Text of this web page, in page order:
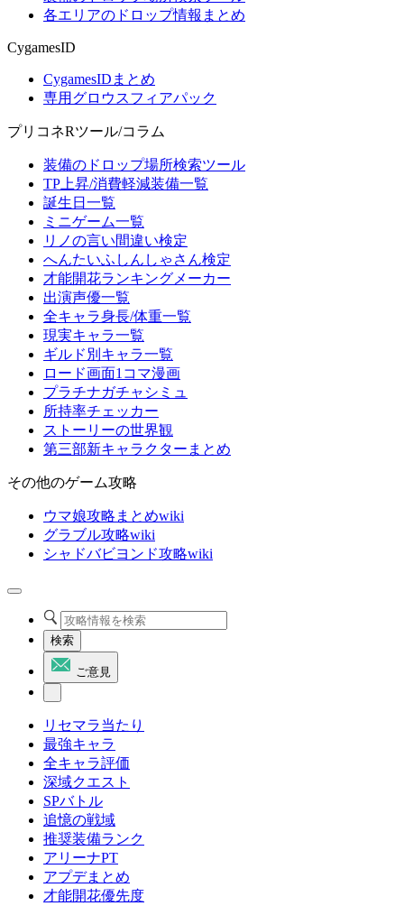
各エリアのドロップ情報まとめ
CygamesID
CygamesIDまとめ
専用グロウスフィアパック
プリコネRツール/コラム
装備のドロップ場所検索ツール
TP上昇/消費軽減装備一覧
誕生日一覧
ミニゲーム一覧
リノの言い間違い検定
へんたいふしんしゃさん検定
才能開花ランキングメーカー
出演声優一覧
全キャラ身長/体重一覧
現実キャラ一覧
ギルド別キャラ一覧
ロード画面1コマ漫画
プラチナガチャシミュ
所持率チェッカー
ストーリーの世界観
第三部新キャラクターまとめ
その他のゲーム攻略
ウマ娘攻略まとめwiki
グラブル攻略wiki
シャドバビヨンド攻略wiki
検索
ご意見
リセマラ当たり
最強キャラ
全キャラ評価
深域クエスト
SPバトル
追憶の戦域
推奨装備ランク
アリーナPT
アプデまとめ
才能開花優先度